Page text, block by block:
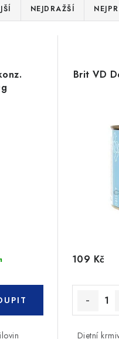
NEJDRAŽŠÍ
Brit VD
109 Kč
Dietní